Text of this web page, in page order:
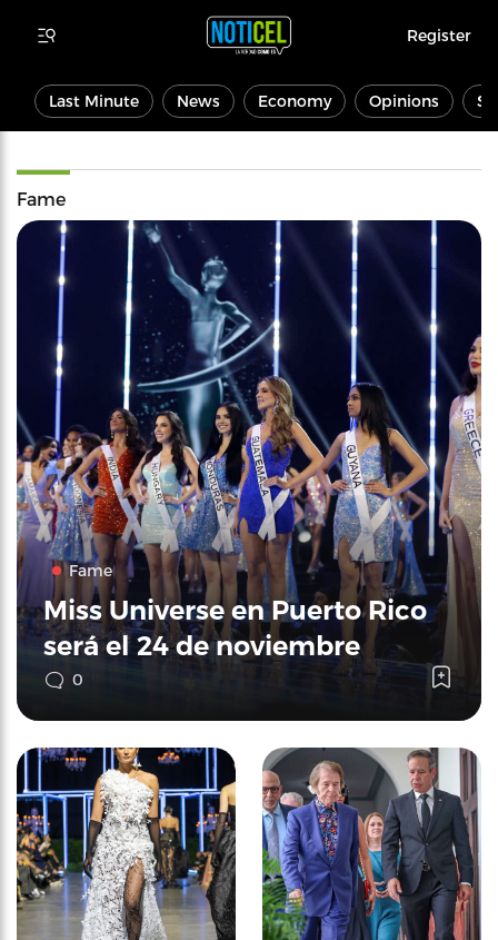
Register
Last Minute News Economy Opinions
Fame
Fame
Miss Universe en Puerto Rico
será el 24 de noviembre
0